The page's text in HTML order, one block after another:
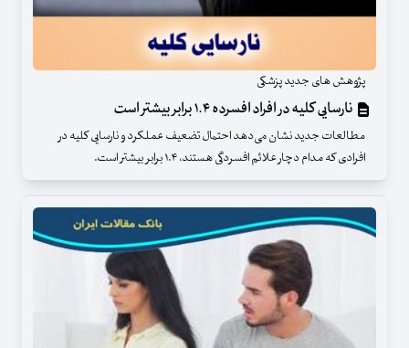
پژوهش های جدید پزشکی
نارسایی کلیه در افراد افسرده ۱.۴ برابر بیشتر است
مطالعات جدید نشان می‌دهد احتمال تضعیف عملکرد و نارسایی کلیه در
افرادی که مدام دچار علائم افسردگی هستند، ۱.۴ برابر بیشتر است.